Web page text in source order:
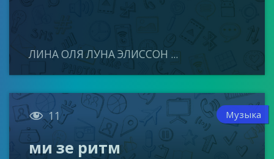
ЛИНА ОЛЯ ЛУНА ЭЛИССОН ...
 11 Музыка
ми зе ритм